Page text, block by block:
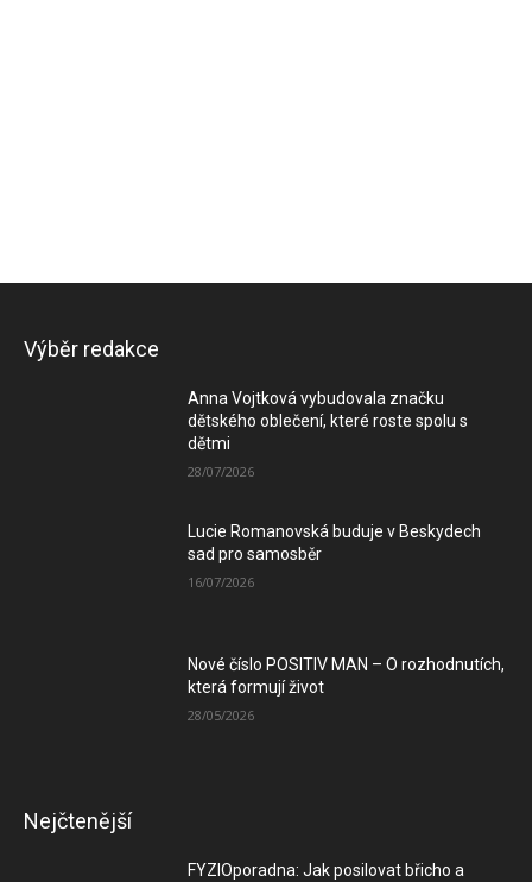
Výběr redakce
Anna Vojtková vybudovala značku
dětského oblečení, které roste spolu s
dětmi
28/07/2026
Lucie Romanovská buduje v Beskydech
sad pro samosběr
16/07/2026
Nové číslo POSITIV MAN – O rozhodnutích,
která formují život
28/05/2026
Nejčtenější
FYZIOporadna: Jak posilovat břicho a